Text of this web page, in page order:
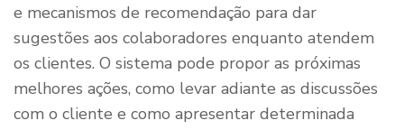
e mecanismos de recomendação para dar
sugestões aos colaboradores enquanto atendem
os clientes. O sistema pode propor as próximas
melhores ações, como levar adiante as discussões
com o cliente e como apresentar determinada